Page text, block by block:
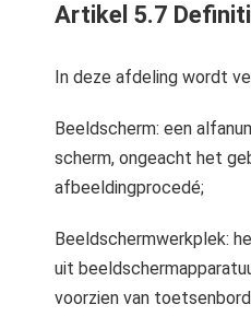
Artikel 5.7
In deze afdeling wordt
Beeldscherm: een
scherm, ongeacht het
afbeeldingprocedé;
Beeldschermwerkplek:
uit
voorzien van
kan de